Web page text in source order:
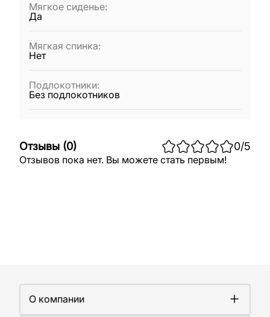
Мягкое сиденье:
Да
Мягкая спинка:
Нет
Подлокотники:
Без подлокотников
Отзывы (0) 0/5
Отзывов пока нет. Вы можете стать первым!
О компании